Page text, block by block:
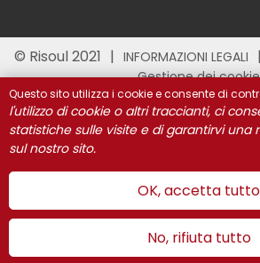
© Risoul 2021 INFORMAZIONI LEGALI
Gestione dei cookie
Questo sito utilizza i cookie e consente di
l'utilizzo di cookie o altri traccianti, ci
statistiche sulle visite e di garantirvi una
sul nostro sito.
OK, accetta tutto
No, rifiuta tutto